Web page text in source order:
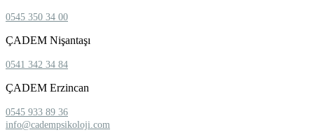
0545 350 34 00
ÇADEM Nişantaşı
0541 342 34 84
ÇADEM Erzincan
0545 933 89 36
info@cadempsikoloji.com